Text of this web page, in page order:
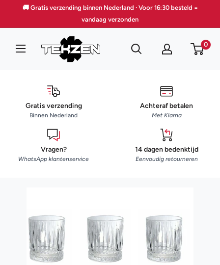
Doorgaan🚚 Gratis verzending binnen Nederland · Voor 16:30 besteld =
vandaag verzonden
TEKZEN 0
Gratis verzending
Binnen Nederland
Achteraf betalen
Met Klarna
Vragen?
WhatsApp klantenservice
14 dagen bedenktijd
Eenvoudig retourneren